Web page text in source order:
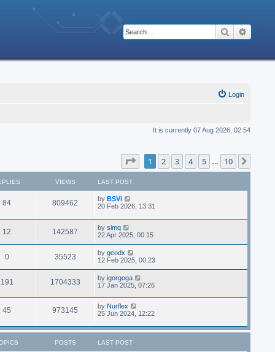
Search
Login
It is currently 07 Aug 2026, 02:54
Page of 10
1 2 3 4 5 10
VIEWS LAST POST
84 809462 by BSVi
20 Feb 2026, 13:31
12 142587 by simq
22 Apr 2025, 00:15
0 35523 by geodx
12 Feb 2025, 00:23
191 1704333 by igorgoga
17 Jan 2025, 07:26
45 973145 by Nurflex
25 Jun 2024, 12:22
POSTS LAST POST